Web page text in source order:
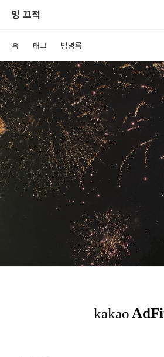
밍 끄적
홈 태그 방명록